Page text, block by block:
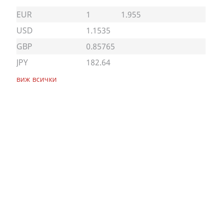
EUR 1
1.955
USD
1.1535
GBP
0.85765
JPY
182.64
виж всички